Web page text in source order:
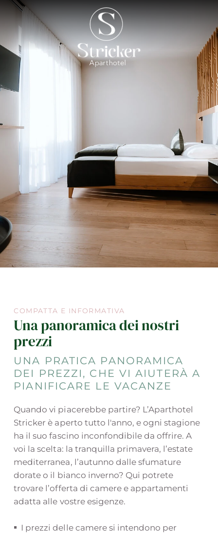
COMPATTA E INFORMATIVA
Una panoramica dei nostri
prezzi
UNA PRATICA PANORAMICA
DEI PREZZI, CHE VI AIUTERÀ A
PIANIFICARE LE VACANZE
Quando vi piacerebbe partire? L’Aparthotel
Stricker è aperto tutto l'anno, e ogni stagione
ha il suo fascino inconfondibile da offrire. A
voi la scelta: la tranquilla primavera, l’estate
mediterranea, l’autunno dalle sfumature
dorate o il bianco inverno? Qui potrete
trovare l’offerta di camere e appartamenti
adatta alle vostre esigenze.
I prezzi delle camere si intendono per